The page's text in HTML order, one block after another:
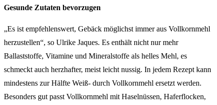
Gesunde Zutaten bevorzugen
„Es ist empfehlenswert, Gebäck möglichst immer aus Vollkornmehl
herzustellen“, so Ulrike Jaques. Es enthält nicht nur mehr
Ballaststoffe, Vitamine und Mineralstoffe als helles Mehl, es
schmeckt auch herzhafter, meist leicht nussig. In jedem Rezept kann
mindestens zur Hälfte Weiß- durch Vollkornmehl ersetzt werden.
Besonders gut passt Vollkornmehl mit Haselnüssen, Haferflocken,